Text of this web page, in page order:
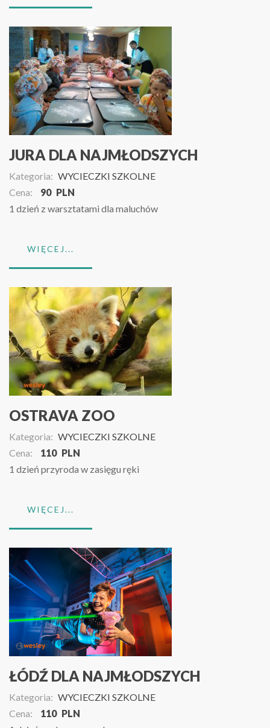
JURA DLA NAJMŁODSZYCH
Kategoria: WYCIECZKI SZKOLNE
Cena:
90 PLN
1 dzień z warsztatami dla maluchów
WIĘCEJ...
OSTRAVA ZOO
Kategoria: WYCIECZKI SZKOLNE
Cena:
110 PLN
1 dzień przyroda w zasięgu ręki
WIĘCEJ...
ŁÓDŹ DLA NAJMŁODSZYCH
Kategoria: WYCIECZKI SZKOLNE
Cena:
110 PLN